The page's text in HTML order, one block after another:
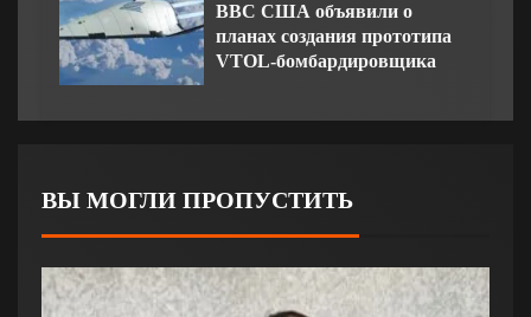
ВВС США объявили о
планах создания прототипа
VTOL-бомбардировщика
ВЫ МОГЛИ ПРОПУСТИТЬ